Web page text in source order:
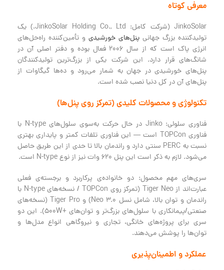
معرفی کوتاه
JinkoSolar (شرکت کامل: JinkoSolar Holding Co., Ltd.) یک
تولیدکننده بزرگ جهانی پنل‌های خورشیدی و تأمین‌کننده راه‌حل‌های
انرژی پاک است که از سال 2006 فعال بوده و دفتر اصلی آن در
شانگ‌های قرار دارد. این شرکت یکی از بزرگ‌ترین تولیدکنندگان
پنل‌های خورشیدی در جهان به شمار می‌رود و ده‌ها گیگاوات از
پنل‌های آن در کل دنیا نصب شده است.
تکنولوژی و محصولات کلیدی (تمرکز روی پنل‌ها)
فناوری سلولی: Jinko در حال حرکت به‌سوی سلول‌های N-type با
فناوری TOPCon است — این فناوری تلفات کمتر و پایداری بهتری
نسبت به PERC سنتی دارد و راندمان بالا تا حدی از این طریق حاصل
می‌شود. لازم به ذکر است این پنل 620 وات نیز از نوع N-type است.
سری‌های مهم محصول: دو خانواده‌ی پرکاربرد و برجسته‌ی فعلی
عبارت‌اند از Tiger Neo (تمرکز روی TOPCon / نسخه‌های N-type با
راندمان و توان بالا، شامل نسل Neo 3.0) و Tiger Pro (نسخه‌های
صنعتی/پیمانکاری با سلول‌های بزرگ‌تر و توان‌های +500W). این دو
سری برای پروژه‌های خانگی، تجاری و نیروگاهی انواع مدل‌ها و
توان‌ها را پوشش می‌دهند.
عملکرد و اطمینان‌پذیری